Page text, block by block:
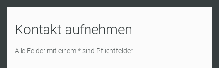
Kontakt aufnehmen
Alle Felder mit einem * sind Pflichtfelder.